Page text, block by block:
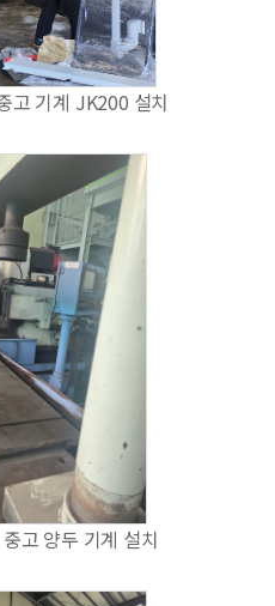
고 기계 JK200 설치
고 양두 기계 설치